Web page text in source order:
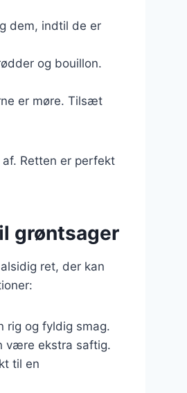
dem, indtil de er
og bouillon.
er møre. Tilsæt
Retten er perfekt
grøntsager
ret, der kan
rig og fyldig smag.
være ekstra saftig.
til en